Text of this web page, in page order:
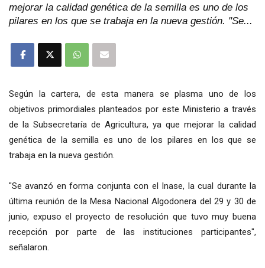
mejorar la calidad genética de la semilla es uno de los
pilares en los que se trabaja en la nueva gestión. "Se...
Según la cartera, de esta manera se plasma uno de los
objetivos primordiales planteados por este Ministerio a través
de la Subsecretaría de Agricultura, ya que mejorar la calidad
genética de la semilla es uno de los pilares en los que se
trabaja en la nueva gestión.
"Se avanzó en forma conjunta con el Inase, la cual durante la
última reunión de la Mesa Nacional Algodonera del 29 y 30 de
junio, expuso el proyecto de resolución que tuvo muy buena
recepción por parte de las instituciones participantes",
señalaron.